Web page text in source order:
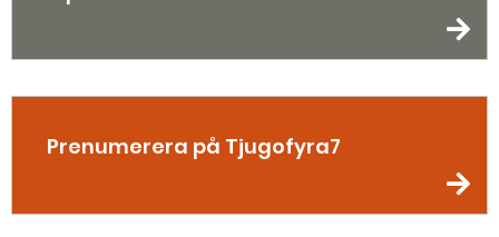
Prenumerera på Tjugofyra7